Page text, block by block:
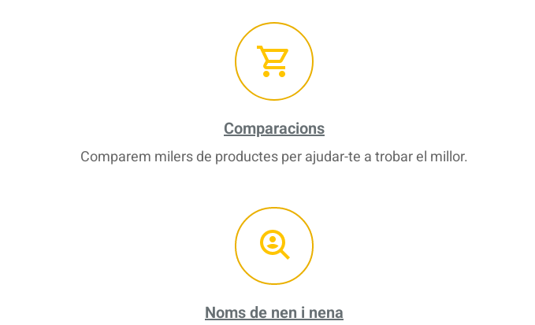
Comparacions
Comparem milers de productes per ajudar-te a trobar el millor.
Noms de nen i nena